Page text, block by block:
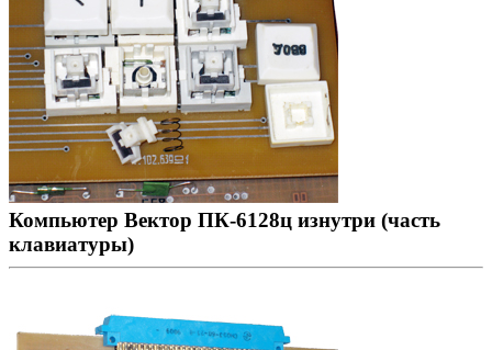
Компьютер Вектор ПК-6128ц изнутри (часть
клавиатуры)